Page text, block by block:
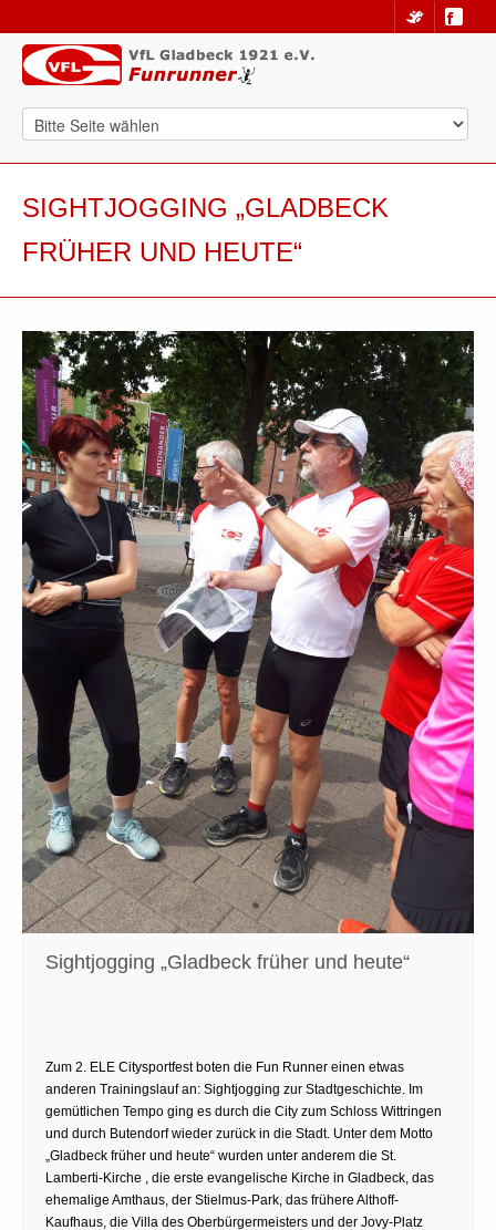
SIGHTJOGGING „GLADBECK
FRÜHER UND HEUTE“
Sightjogging „Gladbeck früher und heute“
Zum 2. ELE Citysportfest boten die Fun Runner einen etwas
anderen Trainingslauf an: Sightjogging zur Stadtgeschichte. Im
gemütlichen Tempo ging es durch die City zum Schloss Wittringen
und durch Butendorf wieder zurück in die Stadt. Unter dem Motto
„Gladbeck früher und heute“ wurden unter anderem die St.
Lamberti-Kirche , die erste evangelische Kirche in Gladbeck, das
ehemalige Amthaus, der Stielmus-Park, das frühere Althoff-
Kaufhaus, die Villa des Oberbürgermeisters und der Jovy-Platz